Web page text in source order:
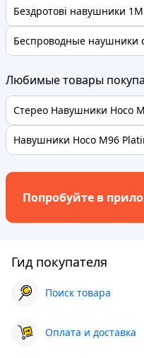
Бездротові навушники
Беспроводные наушники
Любимые товары
Стерео Навушники Hoco
Навушники Hoco M96
Попробуйте в
Гид покупателя
Поиск товара
Оплата и доставка